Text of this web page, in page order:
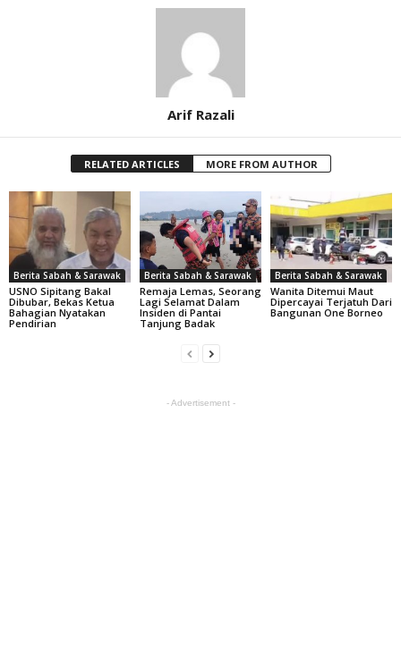
Arif Razali
RELATED ARTICLES MORE FROM AUTHOR
Berita Sabah & Sarawak
USNO Sipitang Bakal
Dibubar, Bekas Ketua
Bahagian Nyatakan
Pendirian
Berita Sabah & Sarawak
Remaja Lemas, Seorang
Lagi Selamat Dalam
Insiden di Pantai
Tanjung Badak
Berita Sabah & Sarawak
Wanita Ditemui Maut
Dipercayai Terjatuh Dari
Bangunan One Borneo
- Advertisement -